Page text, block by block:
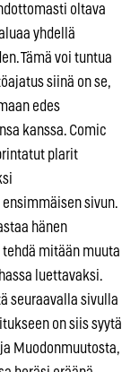
oltava
yhdellä
Tämä voi tuntua
siinä on se,
edes
kanssa. Comic
plarit
sivun.
hänen
mitään muuta
luettavaksi.
seuraavalla sivulla
on siis syytä
Muodonmuutosta,